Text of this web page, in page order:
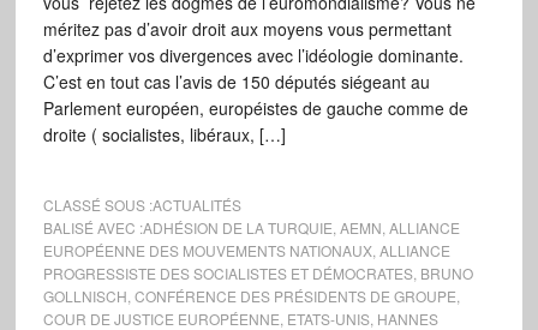
méritez pas d’avoir droit aux moyens vous permettant
d’exprimer vos divergences avec l’idéologie dominante.
C’est en tout cas l’avis de 150 députés siégeant au
Parlement européen, européistes de gauche comme de
droite ( socialistes, libéraux, […]
CLASSÉ SOUS :ACTUALITÉS
BALISÉ AVEC :ADHÉSION DE LA TURQUIE AEMN ALLIANCE
EUROPÉENNE DES MOUVEMENTS NATIONAUX, ALLIANCE
PROGRESSISTE DES SOCIALISTES ET DÉMOCRATES, BRUNO
GOLLNISCH CONFÉRENCE DES PRÉSIDENTS DE GROUPE
COUR DE JUSTICE EUROPÉENNE ETATS-UNIS, HANNES